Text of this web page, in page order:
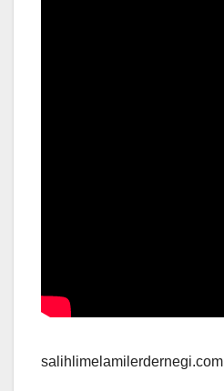
salihlimelamilerdernegi.com